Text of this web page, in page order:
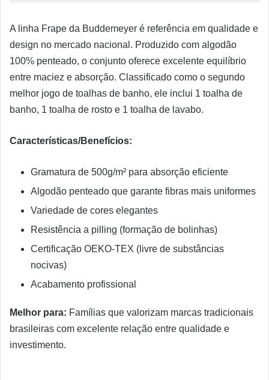
A linha Frape da Buddemeyer é referência em qualidade e
design no mercado nacional. Produzido com algodão
100% penteado, o conjunto oferece excelente equilíbrio
entre maciez e absorção. Classificado como o segundo
melhor jogo de toalhas de banho, ele inclui 1 toalha de
banho, 1 toalha de rosto e 1 toalha de lavabo.
Características/Benefícios:
Gramatura de 500g/m² para absorção eficiente
Algodão penteado que garante fibras mais uniformes
Variedade de cores elegantes
Resistência a pilling (formação de bolinhas)
Certificação OEKO-TEX (livre de substâncias
nocivas)
Acabamento profissional
Melhor para: Famílias que valorizam marcas tradicionais
brasileiras com excelente relação entre qualidade e
investimento.